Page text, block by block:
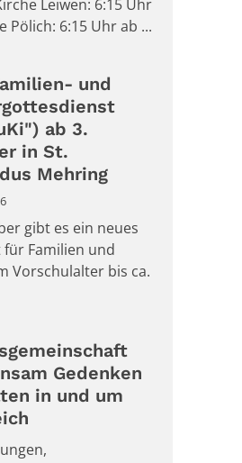
Leiwen: 6:15 Uhr
Pölich: 6:15 Uhr ab ...
und
ab 3.
in St.
Mehring
gibt es ein neues
Familien und
Vorschulalter bis ca.
Gedenken
in und um